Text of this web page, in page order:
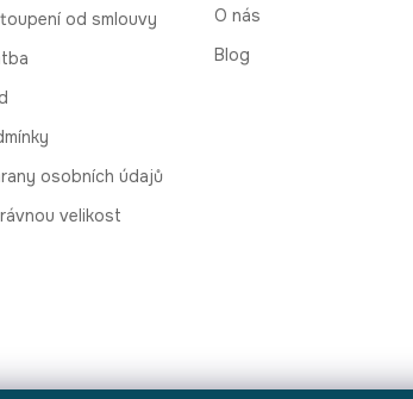
od smlouvy
osobních údajů
velikost
O nás
Blog